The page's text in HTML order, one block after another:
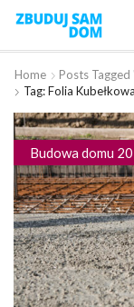
Home
Posts
Tag: Folia
Budowa domu